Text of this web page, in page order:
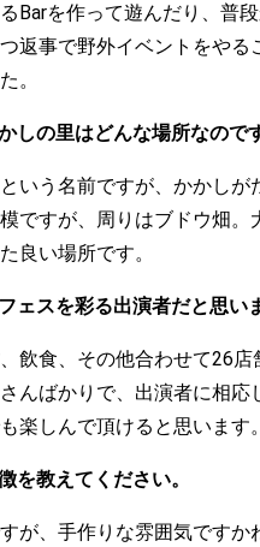
Barを作って遊んだり、普
返事で野外イベントをや
。
しの里はどんな場所なので
いう名前ですが、かかしが
模ですが、周りはブドウ畑
良い場所です。
ェスを彩る出演者だと思い
飲食、その他合わせて26
んばかりで、出演者に相
楽しんで頂けると思います。
を教えてください。
が、手作りな雰囲気ですか